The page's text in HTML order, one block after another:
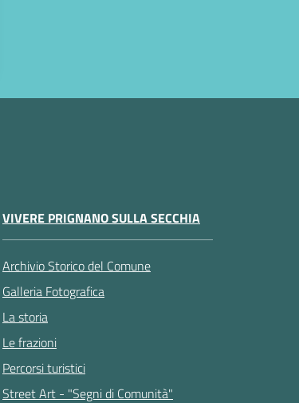
VIVERE PRIGNANO SULLA SECCHIA
Archivio Storico del Comune
Galleria Fotografica
La storia
Le frazioni
Percorsi turistici
Street Art - "Segni di Comunità"